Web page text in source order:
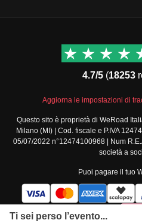
Ti sei perso l’evento...
Viaggi di gruppo Nord
Viaggi di gruppo Centro
Viaggi di gruppo Sud
America
Viaggi di gruppo Africa
Viaggi di gruppo Medio
Viaggi di gruppo Asia
Viaggi di gruppo Europa
Viaggi di gruppo Nord
Europa
4.7/5 (18253
Aggiorna le impostazioni di
Questo sito è proprietà di WeRoad
Milano (MI) | Cod. fiscale e P.IVA
05/07/2022 n°12474100968 | Num
società a
Puoi pagare il tuo